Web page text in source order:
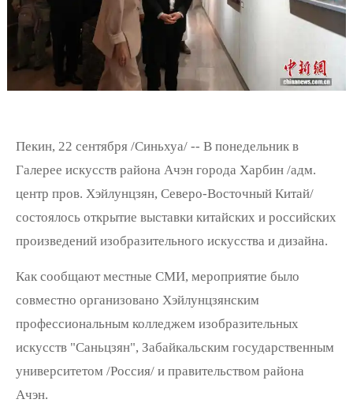
Пекин, 22 сентября /Синьхуа/ -- В понедельник в
Галерее искусств района Ачэн города Харбин /адм.
центр пров. Хэйлунцзян, Северо-Восточный Китай/
состоялось открытие выставки китайских и российских
произведений изобразительного искусства и дизайна.
Как сообщают местные СМИ, мероприятие было
совместно организовано Хэйлунцзянским
профессиональным колледжем изобразительных
искусств "Саньцзян", Забайкальским государственным
университетом /Россия/ и правительством района
Ачэн.